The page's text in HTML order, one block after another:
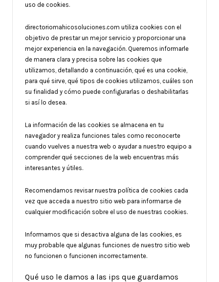
uso de cookies.
directoriomahicosoluciones.com utiliza cookies con el
objetivo de prestar un mejor servicio y proporcionar una
mejor experiencia en la navegación. Queremos informarle
de manera clara y precisa sobre las cookies que
utilizamos, detallando a continuación, qué es una cookie,
para qué sirve, qué tipos de cookies utilizamos, cuáles son
su finalidad y cómo puede configurarlas o deshabilitarlas
si así lo desea.
La información de las cookies se almacena en tu
navegador y realiza funciones tales como reconocerte
cuando vuelves a nuestra web o ayudar a nuestro equipo a
comprender qué secciones de la web encuentras más
interesantes y útiles.
Recomendamos revisar nuestra política de cookies cada
vez que acceda a nuestro sitio web para informarse de
cualquier modificación sobre el uso de nuestras cookies.
Informamos que si desactiva alguna de las cookies, es
muy probable que algunas funciones de nuestro sitio web
no funcionen o funcionen incorrectamente.
Qué uso le damos a las ips que guardamos